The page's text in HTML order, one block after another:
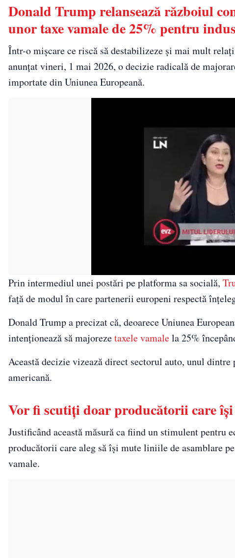
Donald Trump relansează războiul
unor taxe vamale de 25% pentru
Într-o mișcare ce riscă să destabilizeze și mai mult
anunțat vineri, 1 mai 2026, o decizie radicală de
importate din Uniunea Europeană.
Prin intermediul unei postări pe platforma sa socială,
față de modul în care partenerii europeni respectă
Donald Trump a precizat că, deoarece Uniunea
intenționează să majorezetaxele vamalela 25%
Această decizie vizează direct sectorul auto, unul
americană.
Vor fi scutiți doar producătorii care
Justificând această măsură ca fiind un stimulent pentru
producătorii care aleg să își mute liniile de asamblare
vamale.